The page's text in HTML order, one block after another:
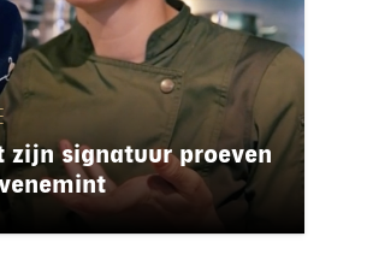
zijn signatuur proeven